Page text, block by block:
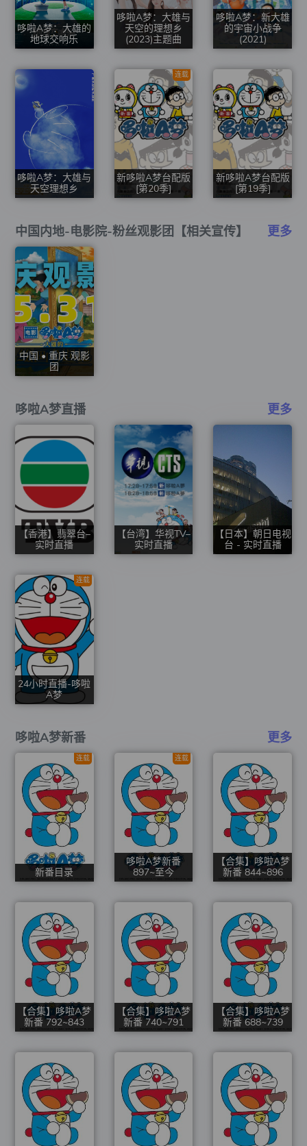
哆啦A梦：大雄的
地球交响乐
哆啦A梦：大雄与
天空的理想乡
(2023)主题曲
哆啦A梦：新大雄
的宇宙小战争
(2021)
哆啦A梦：大雄与
天空理想乡
新哆啦A梦台配版
[第20季]
连载
新哆啦A梦台配版
[第19季]
中国内地-电影院-粉丝观影团【相关宣传】 更多
中国 • 重庆 观影
团
哆啦A梦直播 更多
【香港】翡翠台–
实时直播
【台湾】华视TV–
实时直播
【日本】朝日电视
台 - 实时直播
24小时直播-哆啦
A梦
连载
哆啦A梦新番 更多
新番目录
连载
哆啦A梦新番
897~至今
连载
【合集】哆啦A梦
新番 844~896
【合集】哆啦A梦
新番 792~843
【合集】哆啦A梦
新番 740~791
【合集】哆啦A梦
新番 688~739